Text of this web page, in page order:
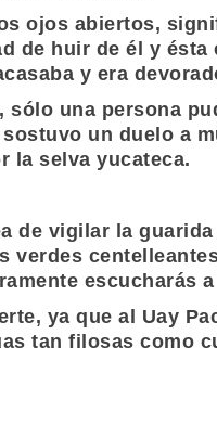
ojos abiertos,
de huir de él y
y era
sólo una persona
un duelo a
la selva yucateca.
de vigilar la
verdes
escucharás
ya que al Uay
tan filosas como